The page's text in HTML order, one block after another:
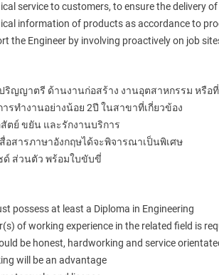
service to customers, to ensure the delivery
information of products as accordance to
the Engineer by involving proactively on job
ริญญาตรี ด้านงานก่อสร้าง งานอุตสาหกรรม หรือที่
รทำงานอย่างน้อย 2ปี ในสาขาที่เกี่ยวข้อง
ตย์ ขยัน และรักงานบริการ
อสารภาษาอังกฤษได้จะพิจารณาเป็นพิเศษ
ด์ ส่วนตัว พร้อมใบขับขี่
possess at least a Diploma in Engineering
of working experience in the related field is
be honest, hardworking and service
will be an advantage